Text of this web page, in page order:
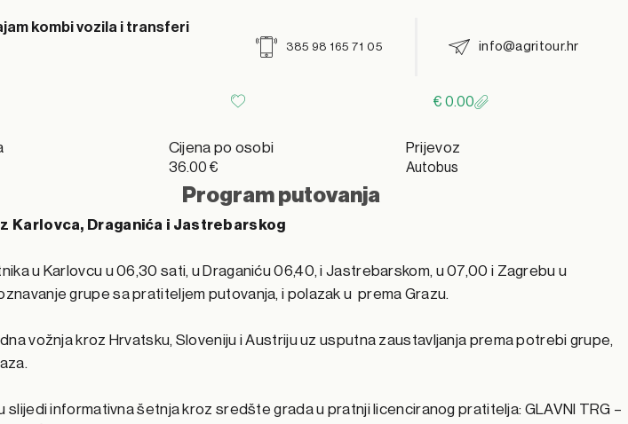
kombi vozila i transferi
385 98 165 71 05 info@agritour.hr
€ 0.00
Cijena po osobi
36.00 €
Prijevoz
Autobus
Program putovanja
Karlovca, Draganića i Jastrebarskog
u Karlovcu u 06,30 sati, u Draganiću 06,40, i Jastrebarskom, u 07,00 i Zagrebu u
grupe sa pratiteljem putovanja, i polazak u prema Grazu.
vožnja kroz Hrvatsku, Sloveniju i Austriju uz usputna zaustavljanja prema potrebi grupe,
slijedi informativna šetnja kroz sredšte grada u pratnji licenciranog pratitelja: GLAVNI TRG –